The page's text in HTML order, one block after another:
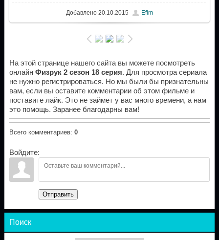
Добавлено20.10.2015 Efim
На этой странице нашего сайта вы можете посмотреть
онлайн Физрук 2 сезон 18 серия. Для просмотра сериала
не нужно регистрироваться. Но мы были бы признательны
вам, если вы оставите комментарии об этом фильме и
поставите лайк. Это не займет у вас много времени, а нам
это помощь. Заранее благодарны вам!
Всего комментариев: 0
Войдите:
Отправить
Поиск